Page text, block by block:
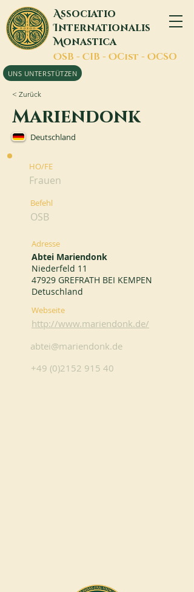
Associatio
Internationalis
Monastica
OSB - CIB - OCist - OCSO
UNS UNTERSTÜTZEN
< Zurück
Mariendonk
Deutschland
HO/FE
Frauen
Befehl
OSB
Adresse
Abtei Mariendonk
Niederfeld 11
47929 GREFRATH BEI KEMPEN
Detuschland
Webseite
http://www.mariendonk.de/
abtei@mariendonk.de
+49 (0)2152 915 40